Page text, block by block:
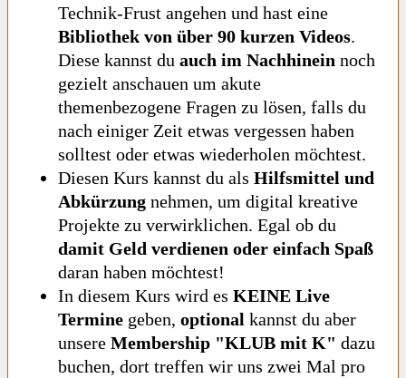
Technik-Frust angehen und hast eine
Bibliothek von über 90 kurzen Videos.
Diese kannst du auch im Nachhinein noch
gezielt anschauen um akute
themenbezogene Fragen zu lösen, falls du
nach einiger Zeit etwas vergessen haben
solltest oder etwas wiederholen möchtest.
Diesen Kurs kannst du als Hilfsmittel und
Abkürzung nehmen, um digital kreative
Projekte zu verwirklichen. Egal ob du
damit Geld verdienen oder einfach Spaß
daran haben möchtest!
In diesem Kurs wird es KEINE Live
Termine geben, optional kannst du aber
unsere Membership "KLUB mit K" dazu
buchen, dort treffen wir uns zwei Mal pro